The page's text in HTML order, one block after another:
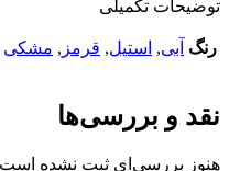
توضیحات تکمیلی
رنگ آبی, استیل, قرمز , مشکی
نقد و بررسی‌ها
هنوز بررسی‌ای ثبت نشده